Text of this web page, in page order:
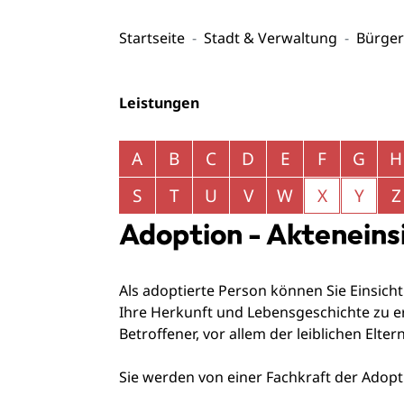
Startseite Stadt & Verwaltung
Leistungen
Alphabetisches Register überspringen
A B C D E F G
H
S
T U V W X Y Z
Adoption -
Als adoptierte Person können Sie
Ihre Herkunft und Lebensgeschichte zu
Betroffener, vor allem der leiblichen
Sie werden von einer Fachkraft der